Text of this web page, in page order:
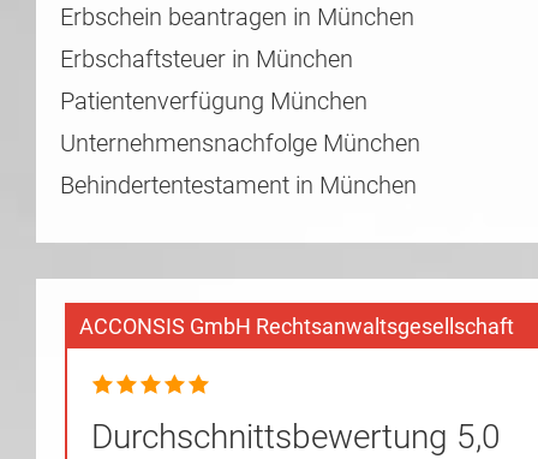
Erbschein beantragen in München
Erbschaftsteuer in München
Patientenverfügung München
Unternehmensnachfolge München
Behindertentestament in München
ACCONSIS GmbH Rechtsanwaltsgesellschaft
Durchschnittsbewertung 5,0